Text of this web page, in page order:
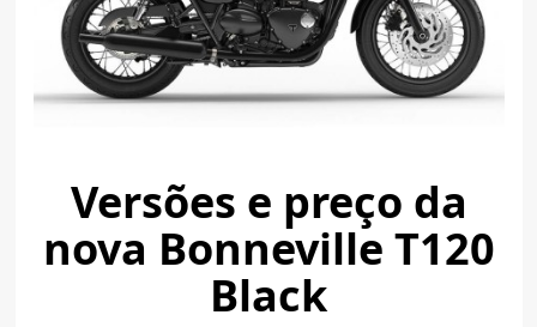
Versões e preço da
nova Bonneville T120
Black